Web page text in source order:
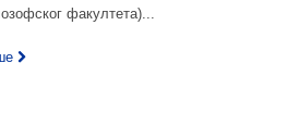
факултета)...